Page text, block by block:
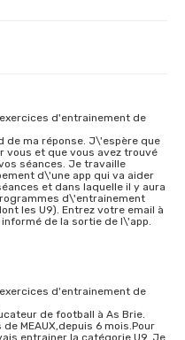
exercices d'entrainement de
de ma réponse. J\'espère que
vous et que vous avez trouvé
séances. Je travaille
d\'une app qui va aider
et dans laquelle il y aura
d\'entrainement
les U9). Entrez votre email à
de la sortie de l\'app.
exercices d'entrainement de
de football à As Brie.
MEAUX,depuis 6 mois.Pour
entrainer la catégorie U9. Je